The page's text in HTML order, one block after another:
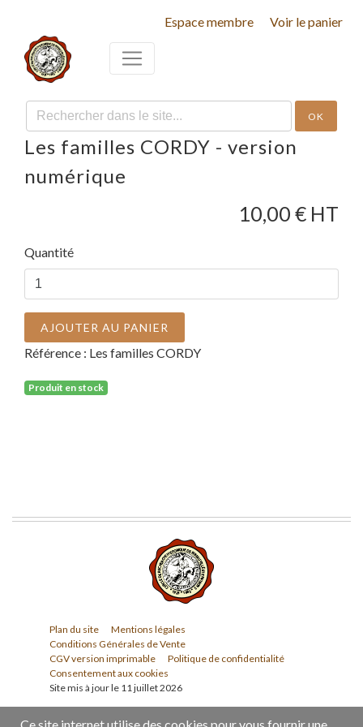
Espace membre Voir le panier
OK
Les familles CORDY - version
numérique
10,00 € HT
Quantité
AJOUTER AU PANIER
Référence : Les familles CORDY
Produit en stock
Plan du site
Mentions légales
Conditions Générales de Vente
CGV version imprimable
Politique de confidentialité
Consentement aux cookies
Site mis à jour le 11 juillet 2026